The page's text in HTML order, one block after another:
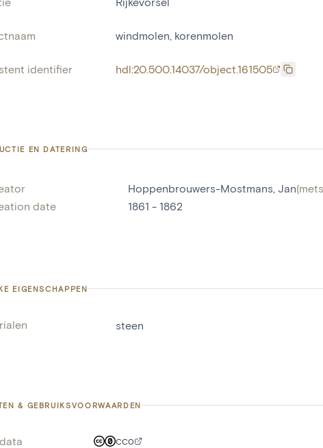
windmolen korenmolen
identifier hdl:20.500.14037/object.161505
EN DATERING
Hoppenbrouwers-Mostmans, Jan(
date
1861 - 1862
EIGENSCHAPPEN
steen
& GEBRUIKSVOORWAARDEN
CC0